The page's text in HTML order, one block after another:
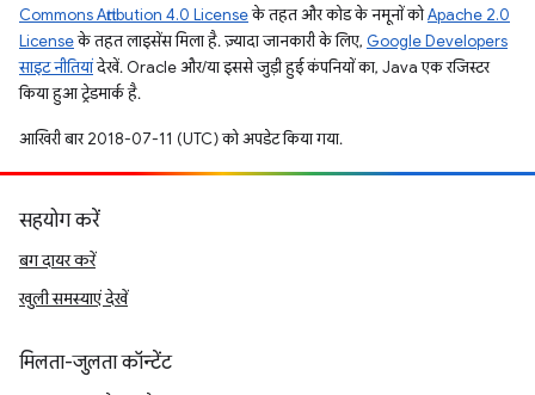
Commons Attribution 4.0 Licenseके तहत और कोड के नमूनों कोApache 2.0
Licenseके तहत लाइसेंस मिला है. ज़्यादा जानकारी के लिए, Google Developers
साइट नीतियांदेखें. Oracle और/या इससे जुड़ी हुई कंपनियों का, Java एक रजिस्टर
किया हुआ ट्रेडमार्क है.
आखिरी बार 2018-07-11 (UTC) को अपडेट किया गया.
सहयोग करें
बग दायर करें
खुली समस्याएं देखें
मिलता-जुलता कॉन्टेंट